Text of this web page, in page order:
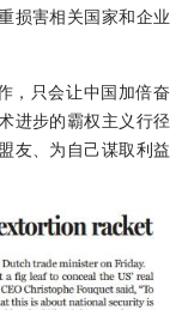
损害相关国家和企业
，只会让中国加倍奋
进步的霸权主义行径
友、为自己谋取利益